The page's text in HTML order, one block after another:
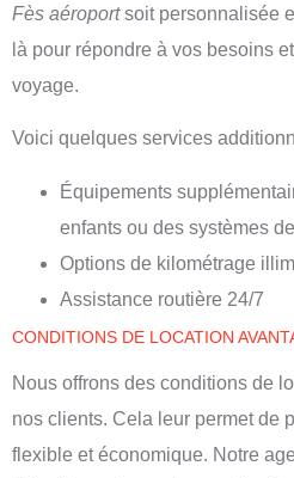
Fès aéroportsoit personnalisée
là pour répondre à vos besoins
voyage.
Voici quelques services
Équipements
enfants ou des systèmes
Options de kilométrage
Assistance routière 24/7
CONDITIONS DE LOCATION
Nous offrons des conditions de
nos clients. Cela leur permet de
flexible et économique. Notre